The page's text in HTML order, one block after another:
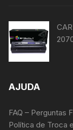
AJUDA
FAQ – Perguntas
Política de Troca